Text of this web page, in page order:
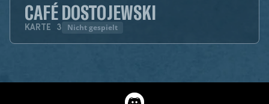
CAFÉ DOSTOJEWSKI
KARTE 3 Nicht gespielt